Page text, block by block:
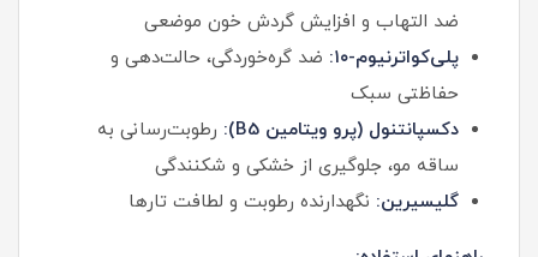
ضد التهاب و افزایش گردش خون موضعی
پلی‌کواترنیوم-۱۰:
ضد گره‌خوردگی، حالت‌دهی و
حفاظتی سبک
دکسپانتنول (پرو ویتامین B5):
رطوبت‌رسانی به
ساقه مو، جلوگیری از خشکی و شکنندگی
گلیسیرین: نگهدارنده رطوبت و لطافت تارها